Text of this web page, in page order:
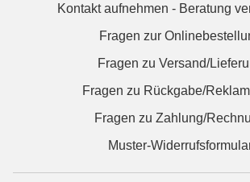
Kontakt aufnehmen - Beratung
Fragen zur
Fragen zu Versand/
Fragen zu Rückgabe/
Fragen zu Zahlung/
Muster-